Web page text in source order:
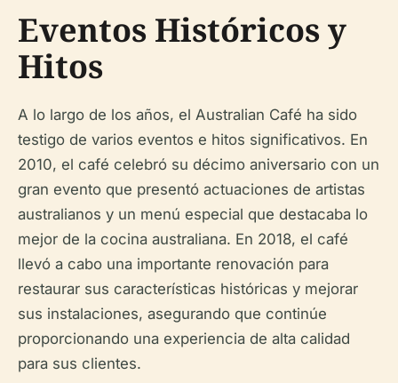
Eventos Históricos y
Hitos
A lo largo de los años, el Australian Café ha sido
testigo de varios eventos e hitos significativos. En
2010, el café celebró su décimo aniversario con un
gran evento que presentó actuaciones de artistas
australianos y un menú especial que destacaba lo
mejor de la cocina australiana. En 2018, el café
llevó a cabo una importante renovación para
restaurar sus características históricas y mejorar
sus instalaciones, asegurando que continúe
proporcionando una experiencia de alta calidad
para sus clientes.